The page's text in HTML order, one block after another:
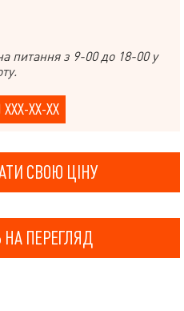
питання з 9-00 до 18-00 у
XX-XX
СВОЮ ЦІНУ
ПЕРЕГЛЯД